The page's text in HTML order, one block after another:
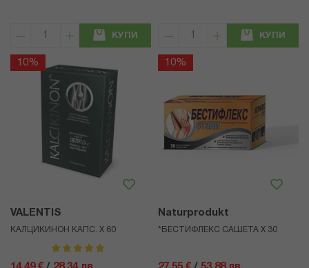
КУПИ КУПИ
10%
VALENTIS
КАЛЦИКИНОН КАПС. Х 60
рейтинг:
10%
Naturprodukt
*БЕСТИФЛЕКС САШЕТА Х 30